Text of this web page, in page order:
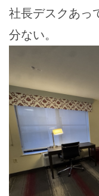
社長デスクあっ
分ない。